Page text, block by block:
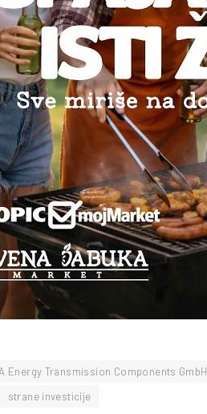
Energy Transmission Components GmbH
strane investicije